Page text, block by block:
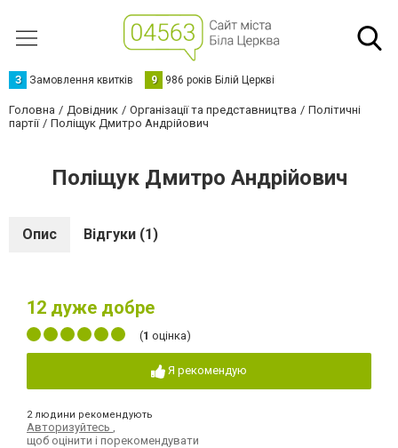
З Замовлення квитків 9 986 років Білій Церкві
Головна Довідник Організації та представництва
Політичні
партії
Поліщук Дмитро Андрійович
Поліщук Дмитро Андрійович
Опис Відгуки (1)
12 дуже добре
(1 оцінка)
Я рекомендую
2 людини рекомендують
Авторизуйтесь
щоб оцінити і порекомендувати